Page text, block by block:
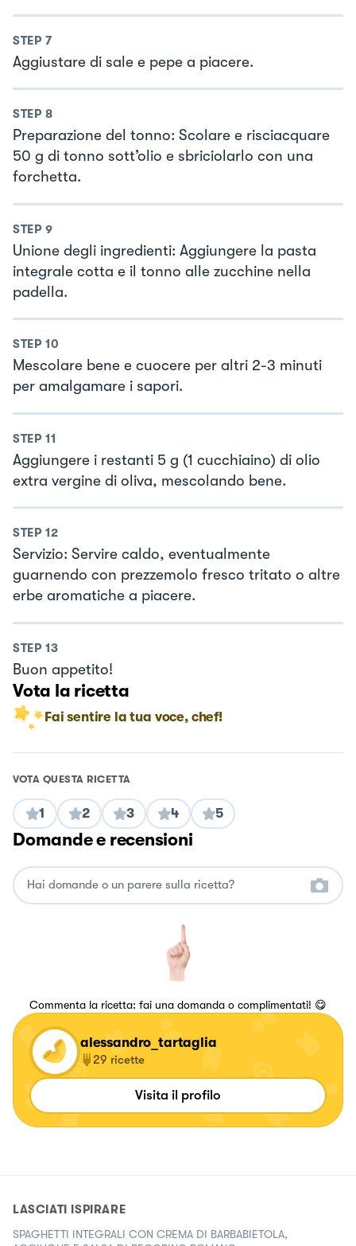
STEP 7
Aggiustare di sale e pepe a piacere.
STEP 8
Preparazione del tonno: Scolare e risciacquare
50 g di tonno sott’olio e sbriciolarlo con una
forchetta.
STEP 9
Unione degli ingredienti: Aggiungere la pasta
integrale cotta e il tonno alle zucchine nella
padella.
STEP 10
Mescolare bene e cuocere per altri 2-3 minuti
per amalgamare i sapori.
STEP 11
Aggiungere i restanti 5 g (1 cucchiaino) di olio
extra vergine di oliva, mescolando bene.
STEP 12
Servizio: Servire caldo, eventualmente
guarnendo con prezzemolo fresco tritato o altre
erbe aromatiche a piacere.
STEP 13
Buon appetito!
Vota la ricetta
Fai sentire la tua voce, chef!
VOTA QUESTA RICETTA
1 2 3 4 5
Domande e recensioni
Commenta la ricetta: fai una domanda o complimentati! 😋
alessandro_tartaglia
29 ricette
Visita il profilo
LASCIATI ISPIRARE
SPAGHETTI INTEGRALI CON CREMA DI BARBABIETOLA,